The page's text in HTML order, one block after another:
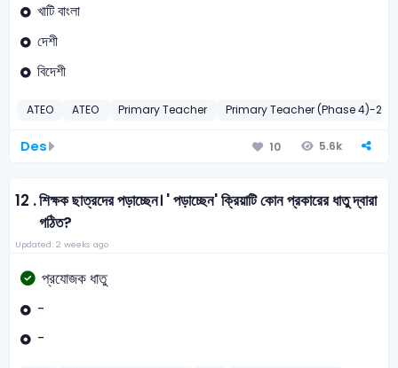
খাটি বাংলা
দেশী
বিদেশী
ATEO ATEO Primary Teacher Primary Teacher (Phase 4)-
Des 10 5.6k
12 .শিক্ষক ছাত্রদের পড়াচ্ছেন। ' পড়াচ্ছেন' ক্রিয়াটি কোন প্রকারের ধাতু দ্বারা
গঠিত?
Updated: 2 weeks ago
প্রযোজক ধাতু
-
-